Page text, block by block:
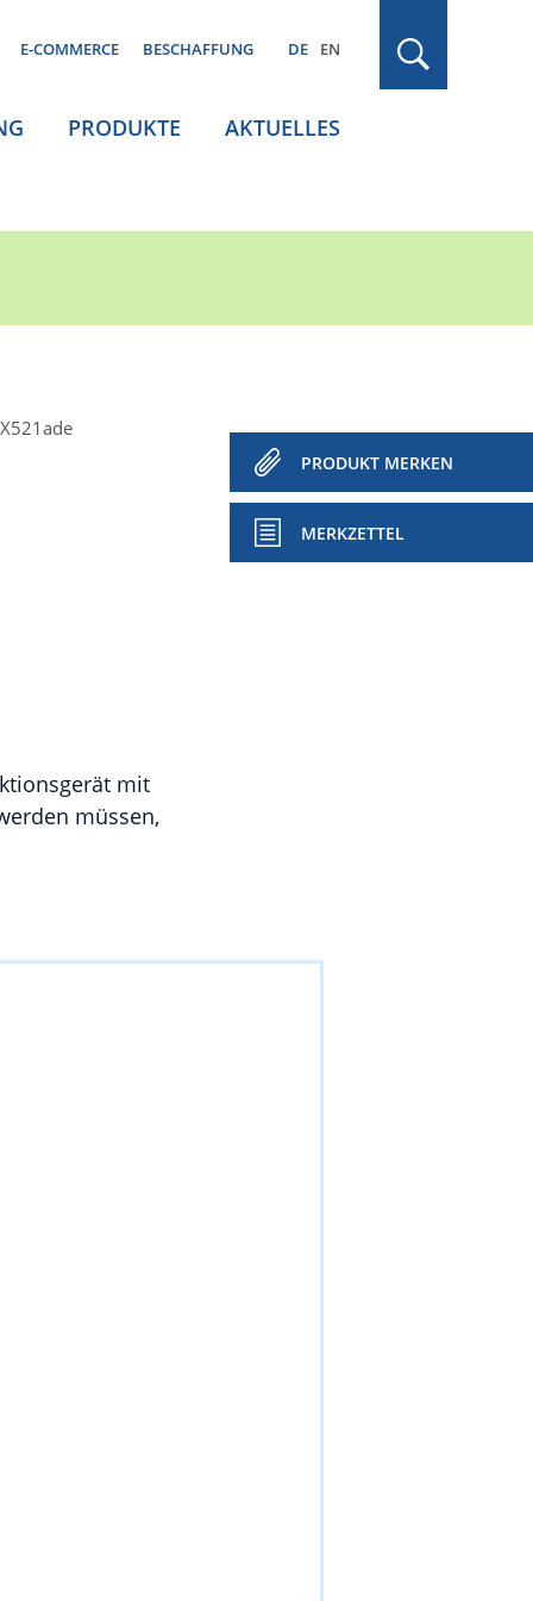
E-COMMERCE BESCHAFFUNG DE EN
PRODUKTE AKTUELLES
PRODUKT MERKEN
MERKZETTEL
mit
müssen,